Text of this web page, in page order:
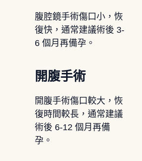
腹腔鏡手術傷口小，恢
復快，通常建議術後 3-
6 個月再備孕。
開腹手術
開腹手術傷口較大，恢
復時間較長，通常建議
術後 6-12 個月再備
孕。